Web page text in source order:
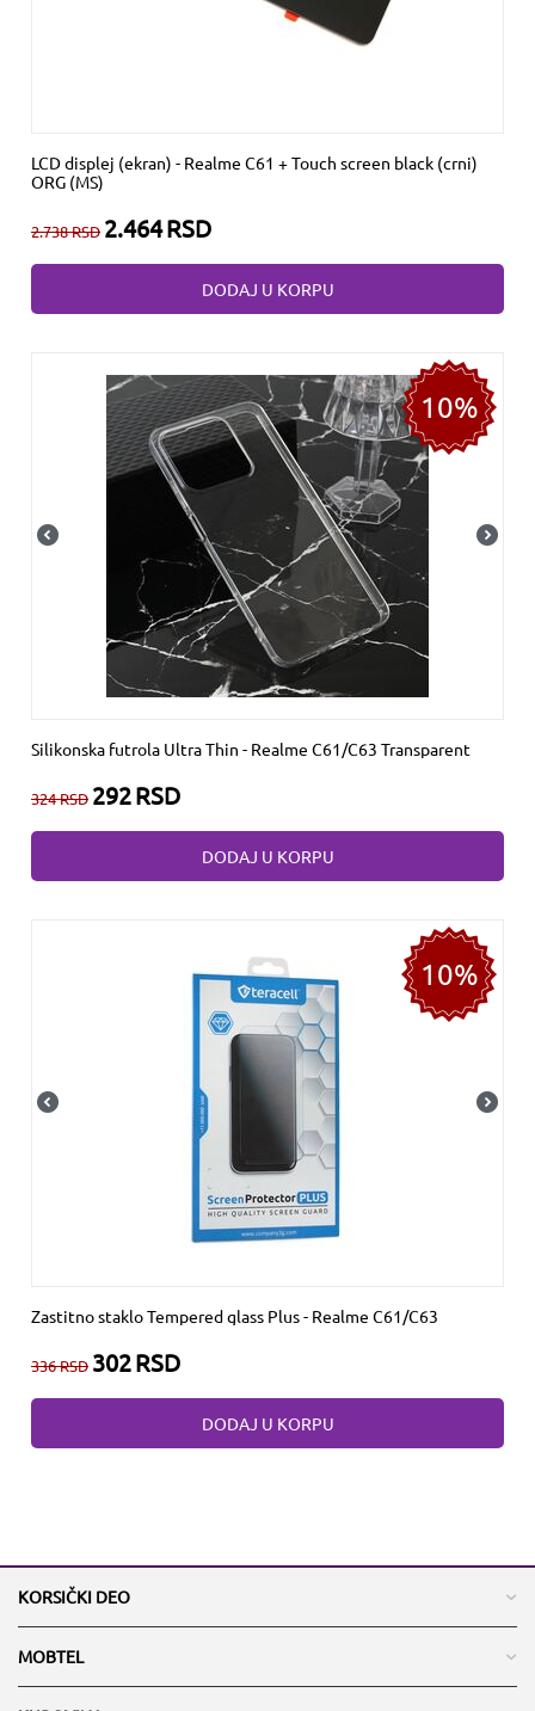
LCD displej (ekran) - Realme C61 + Touch screen black (crni)
ORG (MS)
2.738RSD 2.464RSD
DODAJ U KORPU
10%
Silikonska futrola Ultra Thin - Realme C61/C63 Transparent
324RSD 292RSD
DODAJ U KORPU
10%
Zastitno staklo Tempered glass Plus - Realme C61/C63
336RSD 302RSD
DODAJ U KORPU
KORSIČKI DEO
MOBTEL